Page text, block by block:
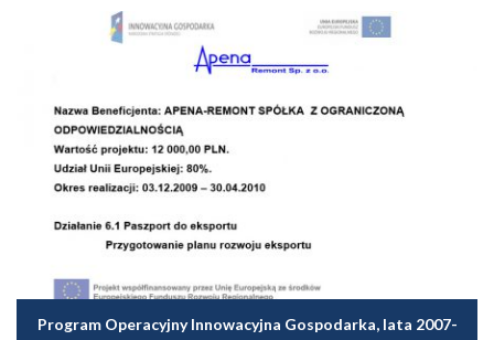
Program Operacyjny Innowacyjna Gospodarka, lata 2007-